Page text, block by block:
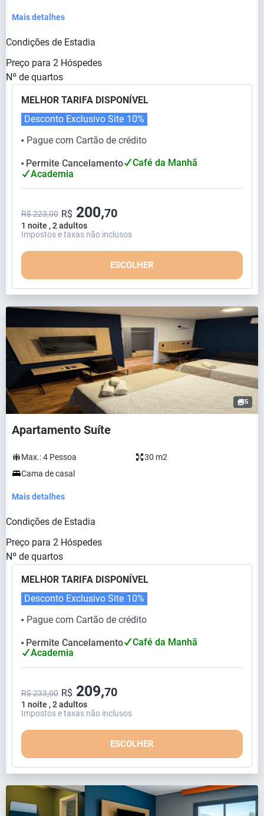
Mais detalhes
Condições de Estadia
Preço para 2 Hóspedes
Nº de quartos
MELHOR TARIFA DISPONÍVEL
⬤ Pague com Cartão de crédito
Desconto Exclusivo Site 10%
⬤ Permite Cancelamento
Café da Manhã
Academia
1 noite , 2 adultos
R$ 223,00 R$ 200,70
Impostos e taxas não inclusos
ESCOLHER
5
Apartamento Suíte
Max.:4 Pessoa
30 m2
Cama de casal
Mais detalhes
Condições de Estadia
Preço para 2 Hóspedes
Nº de quartos
MELHOR TARIFA DISPONÍVEL
⬤ Pague com Cartão de crédito
Desconto Exclusivo Site 10%
⬤ Permite Cancelamento
Café da Manhã
Academia
1 noite , 2 adultos
R$ 233,00 R$ 209,70
Impostos e taxas não inclusos
ESCOLHER